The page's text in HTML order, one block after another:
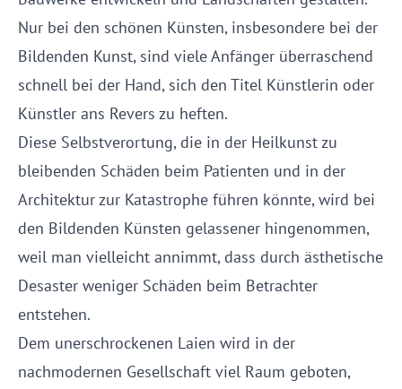
Nur bei den schönen Künsten, insbesondere bei der
Bildenden Kunst, sind viele Anfänger überraschend
schnell bei der Hand, sich den Titel Künstlerin oder
Künstler ans Revers zu heften.
Diese Selbstverortung, die in der Heilkunst zu
bleibenden Schäden beim Patienten und in der
Architektur zur Katastrophe führen könnte, wird bei
den Bildenden Künsten gelassener hingenommen,
weil man vielleicht annimmt, dass durch ästhetische
Desaster weniger Schäden beim Betrachter
entstehen.
Dem unerschrockenen Laien wird in der
nachmodernen Gesellschaft viel Raum geboten,